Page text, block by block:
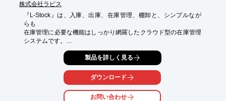
株式会社ラピス
『L-Stock』は、入庫、出庫、在庫管理、棚卸と、シンプルなが
らも
在庫管理に必要な機能はしっかり網羅したクラウド型の在庫管理
システムです。
インターネットで当システムにつなげば、パソコン、タブレット
スマートフォンからすぐに在庫管理業務が可能。
また、複数ユーザーで在庫情報を閲覧、編集ができます。
製品を詳しく見る
ダウンロード
お問い合わせ